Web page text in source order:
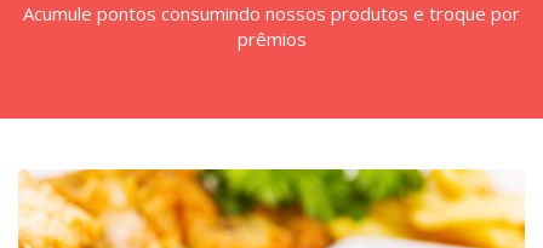
Acumule pontos consumindo nossos produtos e troque por
prêmios